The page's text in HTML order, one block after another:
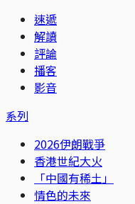
速遞
解讀
評論
播客
影音
系列
2026伊朗戰爭
香港世紀大火
「中國有稀土」
情色的未來